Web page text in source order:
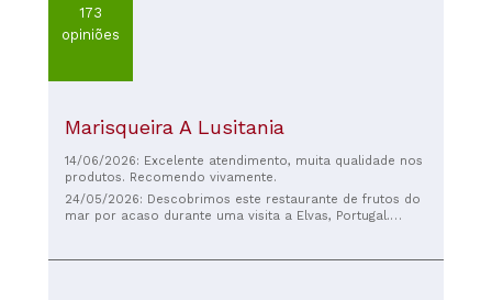
173
opiniões
Marisqueira A Lusitania
14/06/2026: Excelente atendimento, muita qualidade nos
produtos. Recomendo vivamente.
24/05/2026: Descobrimos este restaurante de frutos do
mar por acaso durante uma visita a Elvas, Portugal.
pollock fresco e um delicioso arroz com frutos do mar